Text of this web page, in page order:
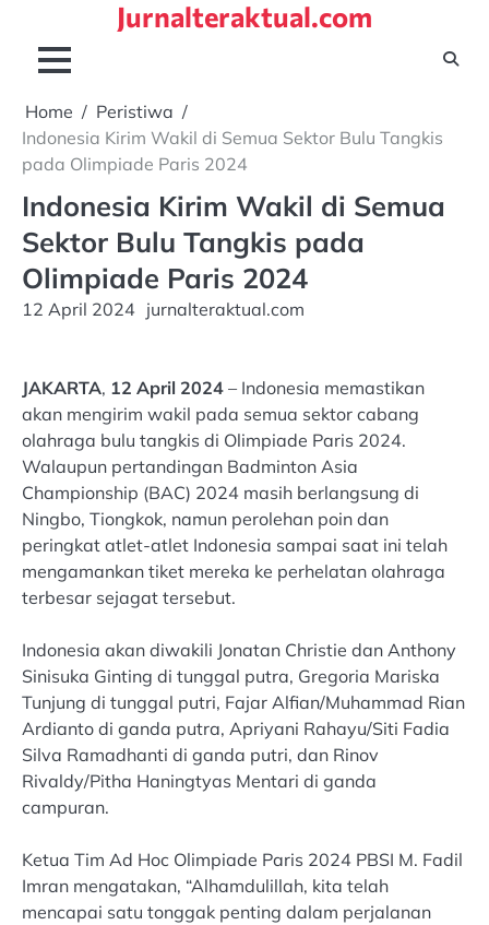
content
Jurnalteraktual.com
Home
Peristiwa
Indonesia Kirim Wakil di Semua Sektor Bulu Tangkis
pada Olimpiade Paris 2024
Indonesia Kirim Wakil di Semua
Sektor Bulu Tangkis pada
Olimpiade Paris 2024
12 April 2024 jurnalteraktual.com
JAKARTA, 12 April 2024 – Indonesia memastikan
akan mengirim wakil pada semua sektor cabang
olahraga bulu tangkis di Olimpiade Paris 2024.
Walaupun pertandingan Badminton Asia
Championship (BAC) 2024 masih berlangsung di
Ningbo, Tiongkok, namun perolehan poin dan
peringkat atlet-atlet Indonesia sampai saat ini telah
mengamankan tiket mereka ke perhelatan olahraga
terbesar sejagat tersebut.
Indonesia akan diwakili Jonatan Christie dan Anthony
Sinisuka Ginting di tunggal putra, Gregoria Mariska
Tunjung di tunggal putri, Fajar Alfian/Muhammad Rian
Ardianto di ganda putra, Apriyani Rahayu/Siti Fadia
Silva Ramadhanti di ganda putri, dan Rinov
Rivaldy/Pitha Haningtyas Mentari di ganda
campuran.
Ketua Tim Ad Hoc Olimpiade Paris 2024 PBSI M. Fadil
Imran mengatakan, “Alhamdulillah, kita telah
mencapai satu tonggak penting dalam perjalanan